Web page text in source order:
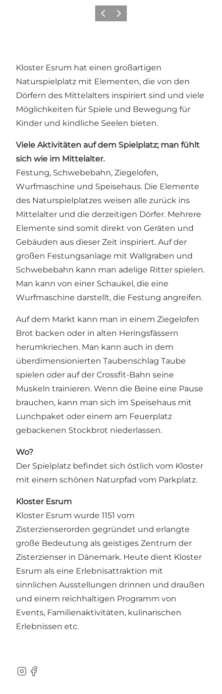
ZurückWeiter
Kloster Esrum hat einen großartigen
Naturspielplatz mit Elementen, die von den
Dörfern des Mittelalters inspiriert sind und viele
Möglichkeiten für Spiele und Bewegung für
Kinder und kindliche Seelen bieten.
Viele Aktivitäten auf dem Spielplatz; man fühlt
sich wie im Mittelalter.
Festung, Schwebebahn, Ziegelofen,
Wurfmaschine und Speisehaus. Die Elemente
des Naturspielplatzes weisen alle zurück ins
Mittelalter und die derzeitigen Dörfer. Mehrere
Elemente sind somit direkt von Geräten und
Gebäuden aus dieser Zeit inspiriert. Auf der
großen Festungsanlage mit Wallgraben und
Schwebebahn kann man adelige Ritter spielen.
Man kann von einer Schaukel, die eine
Wurfmaschine darstellt, die Festung angreifen.
Auf dem Markt kann man in einem Ziegelofen
Brot backen oder in alten Heringsfässern
herumkriechen. Man kann auch in dem
überdimensionierten Taubenschlag Taube
spielen oder auf der Crossfit-Bahn seine
Muskeln trainieren. Wenn die Beine eine Pause
brauchen, kann man sich im Speisehaus mit
Lunchpaket oder einem am Feuerplatz
gebackenen Stockbrot niederlassen.
Wo?
Der Spielplatz befindet sich östlich vom Kloster
mit einem schönen Naturpfad vom Parkplatz.
Kloster Esrum
Kloster Esrum wurde 1151 vom
Zisterzienserorden gegründet und erlangte
große Bedeutung als geistiges Zentrum der
Zisterzienser in Dänemark. Heute dient Kloster
Esrum als eine Erlebnisattraktion mit
sinnlichen Ausstellungen drinnen und draußen
und einem reichhaltigen Programm von
Events, Familienaktivitäten, kulinarischen
Erlebnissen etc.
Instagram
Facebook